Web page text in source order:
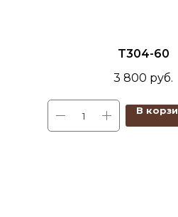
T304-60
3 800 руб.
В